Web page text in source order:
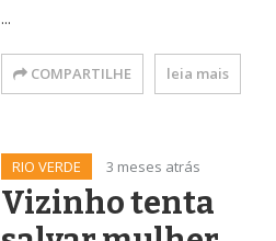
...
COMPARTILHE leia mais
RIO VERDE 3 meses atrás
Vizinho tenta